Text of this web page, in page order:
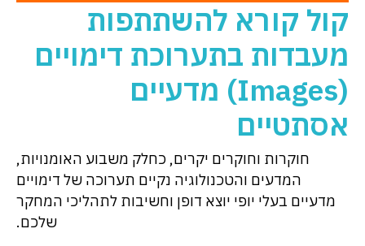
קול קורא להשתתפות
מעבדות בתערוכת דימויים
(Images) מדעיים
אסתטיים
חוקרות וחוקרים יקרים, כחלק משבוע האומנויות,
המדעים והטכנולוגיה נקיים תערוכה של דימויים
מדעיים בעלי יופי יוצא דופן וחשיבות לתהליכי המחקר
שלכם.